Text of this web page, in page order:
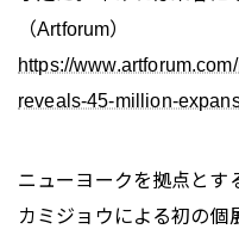
（Artforum）
https://
reveals-45-million-
ニューヨークを拠点とす
カミジョウによる初の個